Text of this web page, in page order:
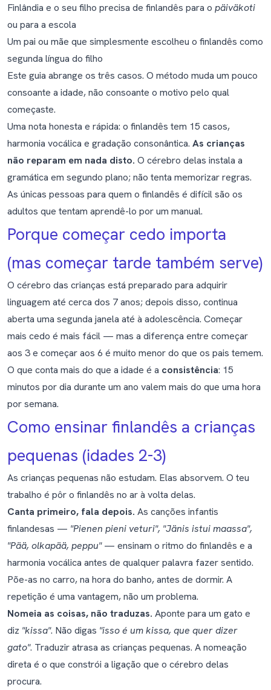
Finlândia e o seu filho precisa de finlandês para o päiväkoti
ou para a escola
Um pai ou mãe que simplesmente escolheu o finlandês como
segunda língua do filho
Este guia abrange os três casos. O método muda um pouco
consoante a idade, não consoante o motivo pelo qual
começaste.
Uma nota honesta e rápida: o finlandês tem 15 casos,
harmonia vocálica e gradação consonântica. As crianças
não reparam em nada disto. O cérebro delas instala a
gramática em segundo plano; não tenta memorizar regras.
As únicas pessoas para quem o finlandês é difícil são os
adultos que tentam aprendê-lo por um manual.
Porque começar cedo importa
(mas começar tarde também serve)
O cérebro das crianças está preparado para adquirir
linguagem até cerca dos 7 anos; depois disso, continua
aberta uma segunda janela até à adolescência. Começar
mais cedo é mais fácil — mas a diferença entre começar
aos 3 e começar aos 6 é muito menor do que os pais temem.
O que conta mais do que a idade é a consistência: 15
minutos por dia durante um ano valem mais do que uma hora
por semana.
Como ensinar finlandês a crianças
pequenas (idades 2-3)
As crianças pequenas não estudam. Elas absorvem. O teu
trabalho é pôr o finlandês no ar à volta delas.
Canta primeiro, fala depois. As canções infantis
finlandesas — "Pienen pieni veturi", "Jänis istui maassa",
"Pää, olkapää, peppu"— ensinam o ritmo do finlandês e a
harmonia vocálica antes de qualquer palavra fazer sentido.
Põe-as no carro, na hora do banho, antes de dormir. A
repetição é uma vantagem, não um problema.
Nomeia as coisas, não traduzas. Aponte para um gato e
diz "kissa". Não digas "isso é um kissa, que quer dizer
gato". Traduzir atrasa as crianças pequenas. A nomeação
direta é o que constrói a ligação que o cérebro delas
procura.